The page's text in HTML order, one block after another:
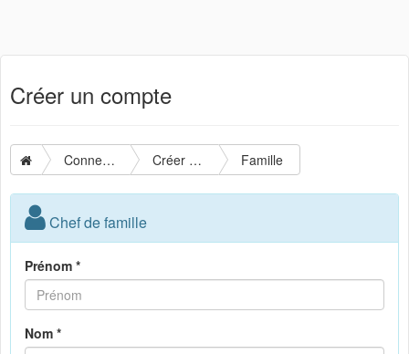
Créer un compte
Connexion Créer un compte Famille
Chef de famille
Prénom *
Nom *